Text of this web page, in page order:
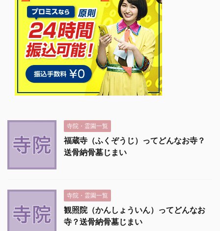
寺院・霊園一覧
福蔵寺（ふくぞうじ）ってどんなお寺？
送骨納骨墓じまい
寺院・霊園一覧
観照院（かんしょういん）ってどんなお
寺？送骨納骨墓じまい